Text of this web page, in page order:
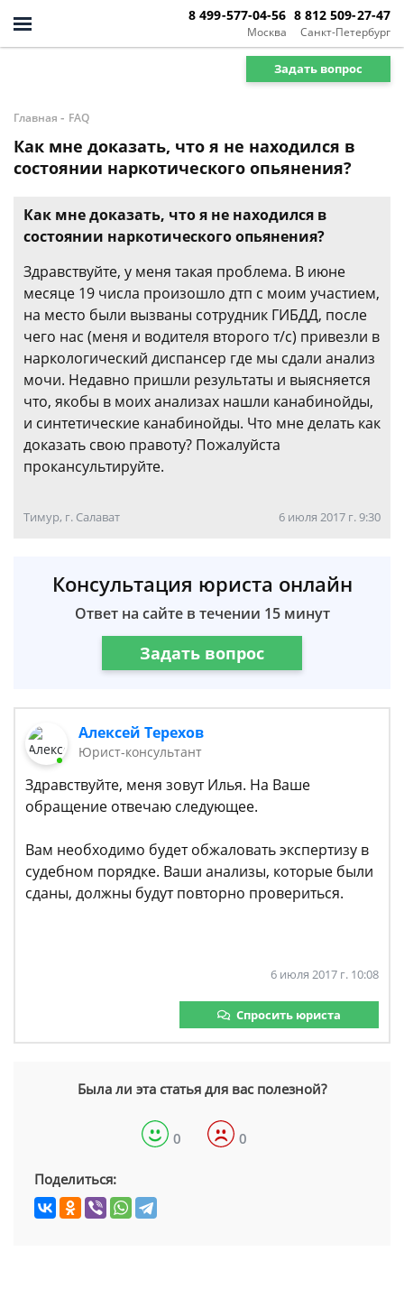
Москва
8 499-577-04-56
Санкт-Петербург
8 812 509-27-47
Задать вопрос
Главная - FAQ
Как мне доказать, что я не находился в
состоянии наркотического опьянения?
Как мне доказать, что я не находился в
состоянии наркотического опьянения?
Здравствуйте, у меня такая проблема. В июне
месяце 19 числа произошло дтп с моим участием,
на место были вызваны сотрудник ГИБДД, после
чего нас (меня и водителя второго т/с) привезли в
наркологический диспансер где мы сдали анализ
мочи. Недавно пришли результаты и выясняется
что, якобы в моих анализах нашли канабинойды,
и синтетические канабинойды. Что мне делать как
доказать свою правоту? Пожалуйста
прокансультируйте.
Тимур, г. Салават 6 июля 2017 г. 9:30
Консультация юриста онлайн
Ответ на сайте в течении 15 минут
Задать вопрос
Алексей Терехов
Юрист-консультант
Здравствуйте, меня зовут Илья. На Ваше
обращение отвечаю следующее.
Вам необходимо будет обжаловать экспертизу в
судебном порядке. Ваши анализы, которые были
сданы, должны будут повторно провериться.
6 июля 2017 г. 10:08
Спросить юриста
Была ли эта статья для вас полезной?
0 0
Поделиться: